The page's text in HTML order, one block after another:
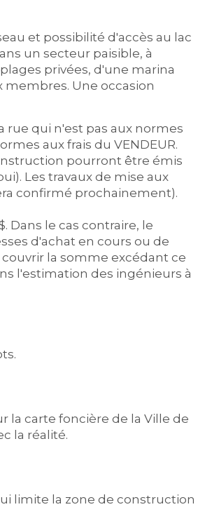
et possibilité d'accès au lac
un secteur paisible, à
privées, d'une marina
Une occasion
qui n'est pas aux normes
aux frais du VENDEUR.
pourront être émis
Les travaux de mise aux
confirmé prochainement).
Dans le cas contraire, le
d'achat en cours ou de
la somme excédant ce
l'estimation des ingénieurs à
la carte foncière de la Ville de
la réalité.
limite la zone de construction